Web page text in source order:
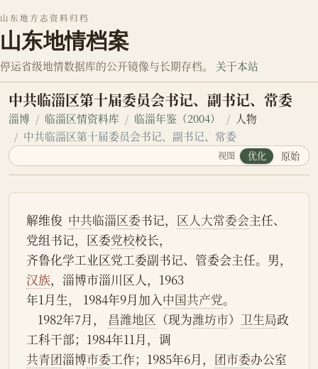
山东地方志资料归档
山东地情档案
停运省级地情数据库的公开镜像与长期存档。 关于本站
中共临淄区第十届委员会书记、副书记、常委
淄博 临淄区情资料库 临淄年鉴（2004）
人物
中共临淄区第十届委员会书记、副书记、常委
视图 优化 原始
解维俊 中共临淄区委书记， 区人大常委会主任、
党组书记，区委党校校长，
齐鲁化学工业区党工委副书记、管委会主任。男，
汉族，淄博市淄川区人，1963
年1月生， 1984年9月加入中国共产党。
    1982年7月，
昌潍地区 （现为潍坊市） 卫生局政
工科干部；1984年11月，调
共青团淄博市委工作；1985年6月， 团市委办公室